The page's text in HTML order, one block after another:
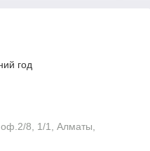
год
8, 1/1, Алматы,